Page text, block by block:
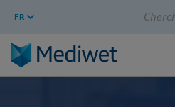
FR Chercher